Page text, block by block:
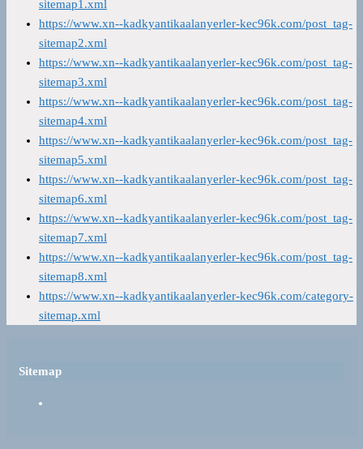
sitemap1.xml
https://www.xn--kadkyantikaalanyerler-kec96k.com/post_tag-
sitemap2.xml
https://www.xn--kadkyantikaalanyerler-kec96k.com/post_tag-
sitemap3.xml
https://www.xn--kadkyantikaalanyerler-kec96k.com/post_tag-
sitemap4.xml
https://www.xn--kadkyantikaalanyerler-kec96k.com/post_tag-
sitemap5.xml
https://www.xn--kadkyantikaalanyerler-kec96k.com/post_tag-
sitemap6.xml
https://www.xn--kadkyantikaalanyerler-kec96k.com/post_tag-
sitemap7.xml
https://www.xn--kadkyantikaalanyerler-kec96k.com/post_tag-
sitemap8.xml
https://www.xn--kadkyantikaalanyerler-kec96k.com/category-
sitemap.xml
Sitemap